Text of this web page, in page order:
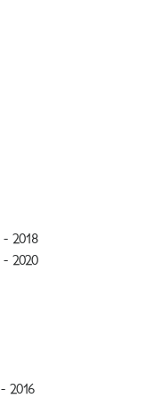
- 2018
- 2020
- 2016